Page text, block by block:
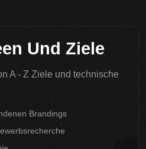
Und Ziele
A - Z Ziele und technische
Brandings